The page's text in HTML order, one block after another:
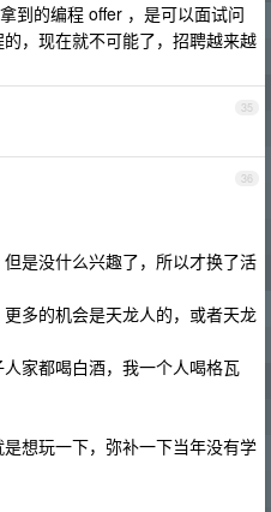
到的编程 offer ，是可以面试问
，现在就不可能了，招聘越来越
35
36
是没什么兴趣了，所以才换了活
多的机会是天龙人的，或者天龙
家都喝白酒，我一个人喝格瓦
想玩一下，弥补一下当年没有学